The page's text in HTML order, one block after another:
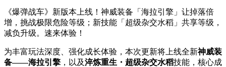
《爆弹战车》新版本上线！神威装备「海拉引擎」让掉落倍
增，挑战极限危险等级；新技能「超级杂交水稻」共享等级，
减负升级。速来体验！
为丰富玩法深度、强化成长体验，本次更新将上线全新神威装
备——海拉引擎 ，以及淬炼重生・超级杂交水稻技能，核心成